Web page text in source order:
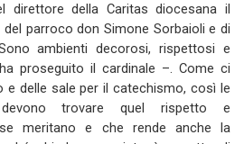
direttore della Caritas diocesana il
parroco don Simone Sorbaioli e di
ambienti decorosi, rispettosi e
proseguito il cardinale –. Come ci
e delle sale per il catechismo, così le
trovare quel rispetto e
meritano e che rende anche la